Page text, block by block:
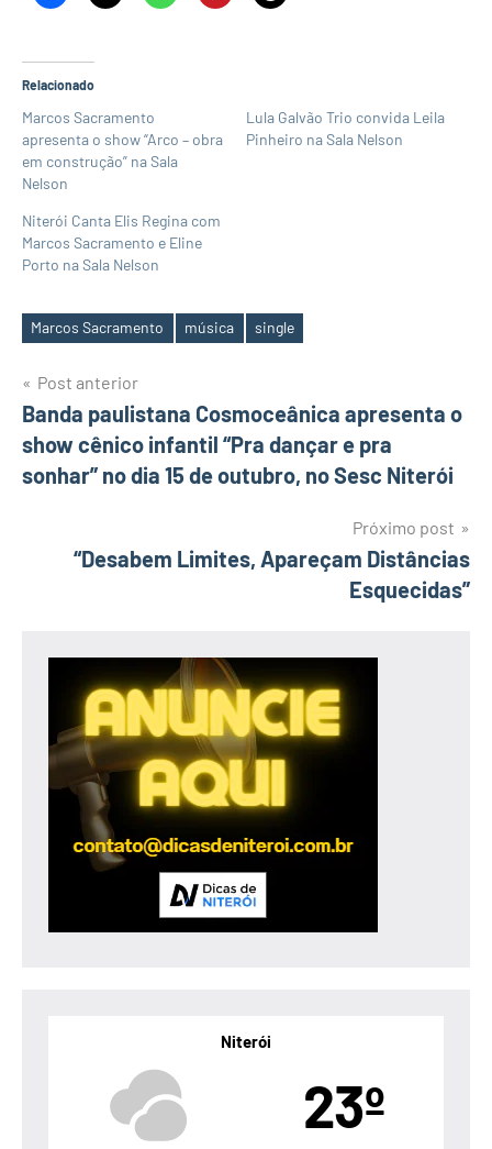
Relacionado
Marcos Sacramento
apresenta o show “Arco – obra
em construção” na Sala
Nelson
Lula Galvão Trio convida Leila
Pinheiro na Sala Nelson
Niterói Canta Elis Regina com
Marcos Sacramento e Eline
Porto na Sala Nelson
Tags
Marcos Sacramento música single
Navegação
de
Post
Post anterior
Banda paulistana Cosmoceânica apresenta o
show cênico infantil “Pra dançar e pra
sonhar” no dia 15 de outubro, no Sesc Niterói
Próximo post
“Desabem Limites, Apareçam Distâncias
Esquecidas”
Niterói
23º